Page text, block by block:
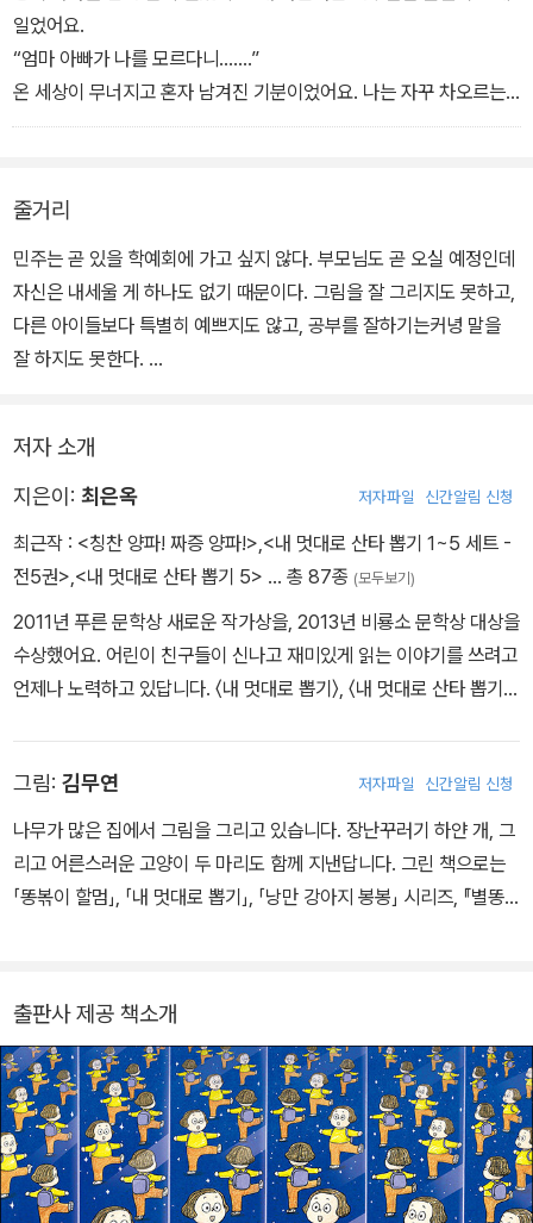
하지만 걱정했던 것과 달리 알록달록한 천막은 하얀 천막들 사이에
우뚝 그대로 서 있었어요. 마치 내가 또 찾을 줄 알았다는 것처럼 말이
에요. 게다가 여전히 그 앞만 조용했지요. 나는 희미하게 웃으며 쏜살
같이 천막으로 뛰어갔어요
일었어요.
“엄마 아빠가 나를 모르다니…….”
온 세상이 무너지고 혼자 남겨진 기분이었어요. 나는 자꾸 차오르는
눈물을 훔쳤어요.
나는 물에 비친 내 모습을 가만히 들여다봤어요. 언뜻 그림을 잘 그리
는 보라 모습이 보였어요. 공부도 잘하고, 똑 부러지는 세린이도 보였
고요. 예쁘고 날씬한 아영이, 연예인처럼 춤을 잘 추는 가희, 인기 많
은 나윤이까지 보였지요.
“모두 다 뽑으면 훨씬 멋진 내가 될 줄 알았는데…….”
줄거리
민주는 곧 있을 학예회에 가고 싶지 않다. 부모님도 곧 오실 예정인데
자신은 내세울 게 하나도 없기 때문이다. 그림을 잘 그리지도 못하고,
다른 아이들보다 특별히 예쁘지도 않고, 공부를 잘하기는커녕 말을
잘 하지도 못한다.
천막 안은 온통 거울투성이에, 테이블 위에는 카드가 진열되어 있다.
어디선가 깊이 있는 목소리가 들려오는데 목소리는 민주에게 묻는다.
민주는 곰곰이 생각하다 그림 잘 그리는 보라를 떠올린다. 그리고 그
아이의 이름을 대는 순간 평소 보라가 잘하고 다니는 리본 핀이 머리
에 꽂혀 있다. 밖으로 나간 민주는 자신의 그림이 대회에서 일등상을
탄 사실을 알게 된다. 외모는 그대로이지만 보라의 재능과 성격을 갖
게 된 민주는 신이 난다. 그러나 그림 그리는 재능에서 만족할 수 없었
록 그들의 단점도 고스란히 갖게 된 민주는 친구, 가족, 심지어 반려견
과도 점점 멀어진다.
민주는 곧 특별한 재능은 없지만 잘 먹고 친구들과 사이좋고 따뜻한
마음을 가진 자신이 그리워진다.
저자 소개
지은이: 최은옥 저자파일 신간알림 신청
최근작 : <칭찬 양파! 짜증 양파!> <내 멋대로 산타 뽑기 1~5 세트 -
전5권> <내 멋대로 산타 뽑기 5> … 총 87종 (모두보기)
2011년 푸른 문학상 새로운 작가상을, 2013년 비룡소 문학상 대상을
수상했어요. 어린이 친구들이 신나고 재미있게 읽는 이야기를 쓰려고
언제나 노력하고 있답니다. 〈내 멋대로 뽑기〉, 〈내 멋대로 산타 뽑기〉,
들》 《책 읽는 강아지 몽몽》 《석주명》 등 다수의 책을 집필했습니다.
그림: 김무연 저자파일 신간알림 신청
나무가 많은 집에서 그림을 그리고 있습니다. 장난꾸러기 하얀 개, 그
리고 어른스러운 고양이 두 마리도 함께 지낸답니다. 그린 책으로는
「똥볶이 할멈」, 「내 멋대로 뽑기」, 「낭만 강아지 봉봉」 시리즈, 『별똥
있어요.
출판사 제공 책소개